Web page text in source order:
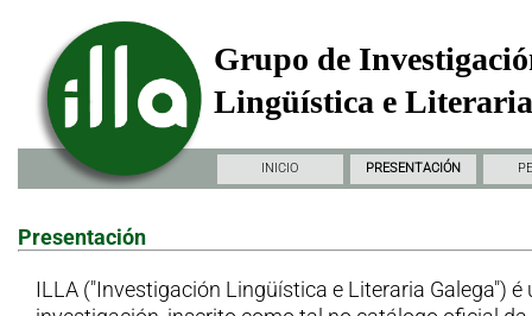
Grupo de
Lingüística e
INICIO PRESENTACIÓN
Presentación
ILLA ("Investigación Lingüística e Literaria Galega") é